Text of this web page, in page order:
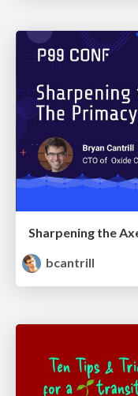
Sharpening the
bcantrill